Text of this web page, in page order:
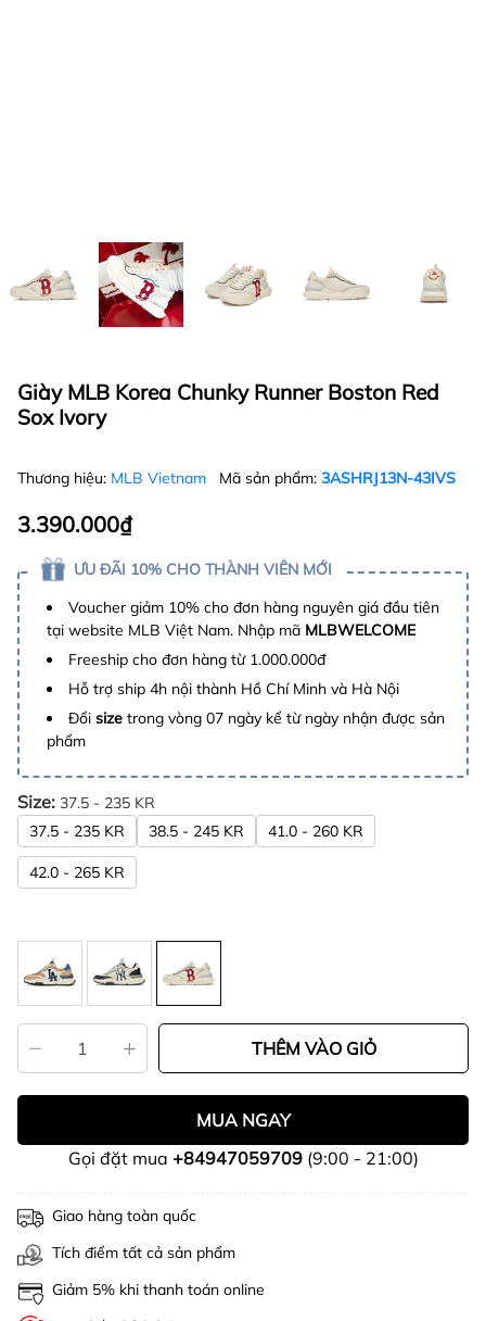
Giày MLB Korea Chunky Runner Boston Red
Sox Ivory
Thương hiệu: MLB Vietnam Mã sản phẩm: 3ASHRJ13N-43IVS
3.390.000₫
ƯU ĐÃI 10% CHO THÀNH VIÊN MỚI
Voucher giảm 10% cho đơn hàng nguyên giá đầu tiên
tại website MLB Việt Nam. Nhập mã MLBWELCOME
Freeship cho đơn hàng từ 1.000.000đ
Hỗ trợ ship 4h nội thành Hồ Chí Minh và Hà Nội
Đổi size trong vòng 07 ngày kể từ ngày nhận được sản
phẩm
Size: 37.5 - 235 KR
37.5 - 235 KR
38.5 - 245 KR 41.0 - 260 KR
42.0 - 265 KR
THÊM VÀO GIỎ
MUA NGAY
Gọi đặt mua +84947059709(9:00 - 21:00)
Giao hàng toàn quốc
Tích điểm tất cả sản phẩm
Giảm 5% khi thanh toán online